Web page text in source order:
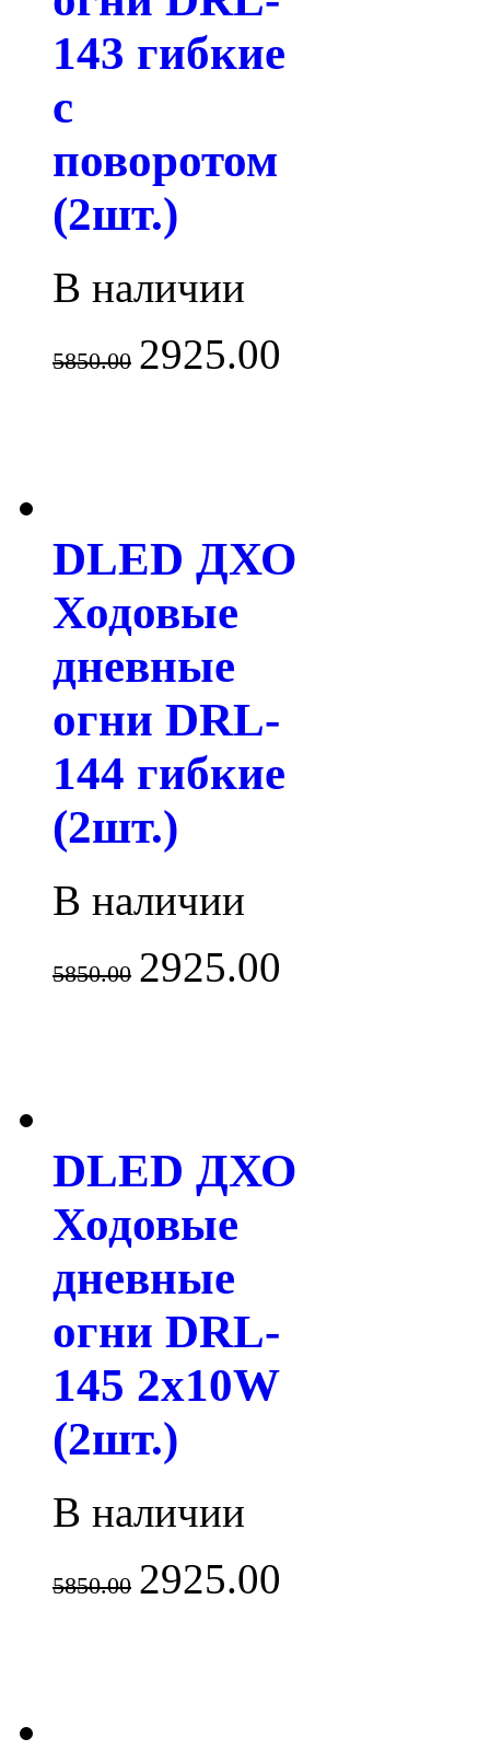
143 гибкие
с
поворотом
(2шт.)
В наличии
5850.00 2925.00
DLED ДХО
Ходовые
дневные
огни DRL-
144 гибкие
(2шт.)
В наличии
5850.00 2925.00
DLED ДХО
Ходовые
дневные
огни DRL-
145 2x10W
(2шт.)
В наличии
5850.00 2925.00